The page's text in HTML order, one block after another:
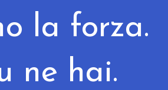
la forza.
ne hai.